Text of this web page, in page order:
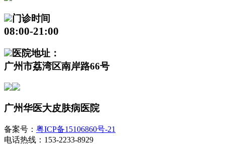
门诊时间
08:00-21:00
医院地址：
广州市荔湾区南岸路66号
广州华医大皮肤病医院
备案号： 粤ICP备15106860号-21
电话热线：153-2233-8929